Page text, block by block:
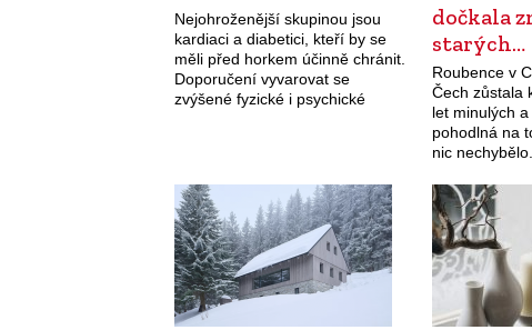
Nejohroženější skupinou jsou
kardiaci a diabetici, kteří by se
měli před horkem účinně chránit.
Doporučení vyvarovat se
zvýšené fyzické i psychické
dočkala
starých…
Roubence v
Čech zůstala
let minulých
pohodlná na
nic nechybělo.